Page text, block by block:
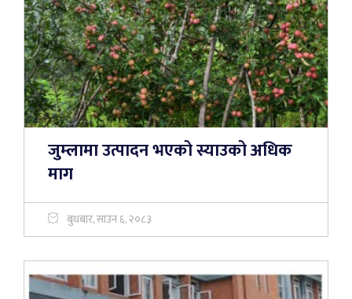
जुम्लामा उत्पादन भएको स्याउको अधिक
माग
बुधबार, साउन ६, २०८३